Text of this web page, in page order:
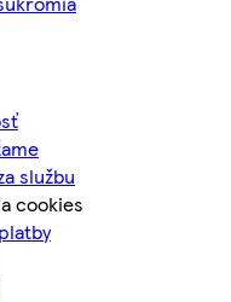
službu
cookies